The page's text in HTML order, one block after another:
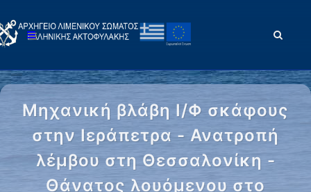
Μηχανική βλάβη Ι/Φ σκάφους
στην Ιεράπετρα - Ανατροπή
λέμβου στη Θεσσαλονίκη -
Θάνατος λουόμενου στο